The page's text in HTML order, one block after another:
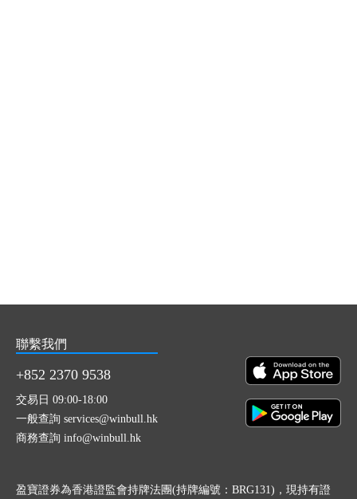
聯繫我們
+852 2370 9538
交易日 09:00-18:00
一般查詢 services@winbull.hk
商務查詢 info@winbull.hk
盈寶證券為香港證監會持牌法團(持牌編號：BRG131)，現持有證